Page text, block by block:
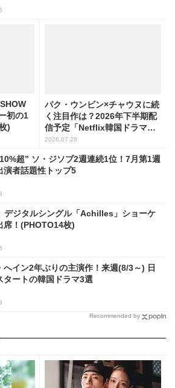
初の1
)
パク・ウンビン×チャウヌに続
く注目作は？2026年下半期配
信予定「Netflix韓国ドラマ」8
選
2026.07.28
超” ソ・ジソブ2週連続1位！7月第1週
演者話題性トップ5
デジタルシングル「Achilles」ショーケ
席！(PHOTO14枚)
へイン2年ぶりの主演作！来週(8/3～) 日
タートの韓国ドラマ3選
Recommended by